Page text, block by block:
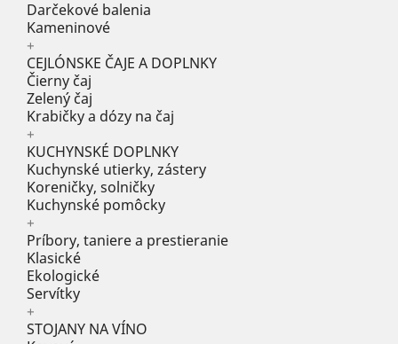
Darčekové balenia
Kameninové
+
CEJLÓNSKE ČAJE A DOPLNKY
Čierny čaj
Zelený čaj
Krabičky a dózy na čaj
+
KUCHYNSKÉ DOPLNKY
Kuchynské utierky, zástery
Koreničky, solničky
Kuchynské pomôcky
+
Príbory, taniere a prestieranie
Klasické
Ekologické
Servítky
+
STOJANY NA VÍNO